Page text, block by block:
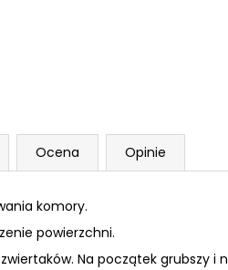
Ocena Opinie
komory.
powierzchni.
Na początek grubszy i